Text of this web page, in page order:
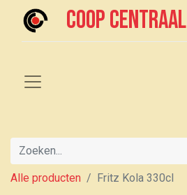
Coop centraal
Alle producten Fritz Kola 330cl